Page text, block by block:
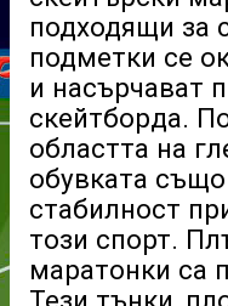
подходящи за
подметки се
и насърчават
скейтборда.
областта на
обувката
стабилност
този спорт.
маратонки са